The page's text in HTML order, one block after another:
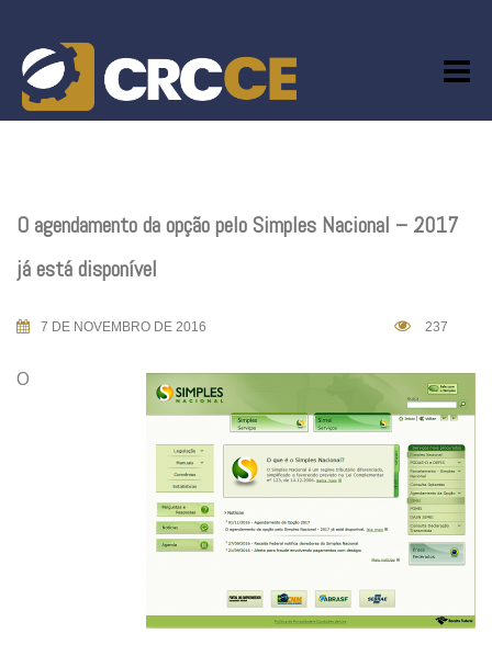
content
O agendamento da opção pelo Simples Nacional – 2017
já está disponível
7 DE NOVEMBRO DE 2016 237
O